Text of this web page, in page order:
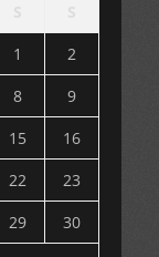
1
2
8
9
15
16
22
23
29
30